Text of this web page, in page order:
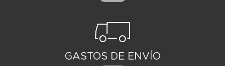
GASTOS DE ENVÍO